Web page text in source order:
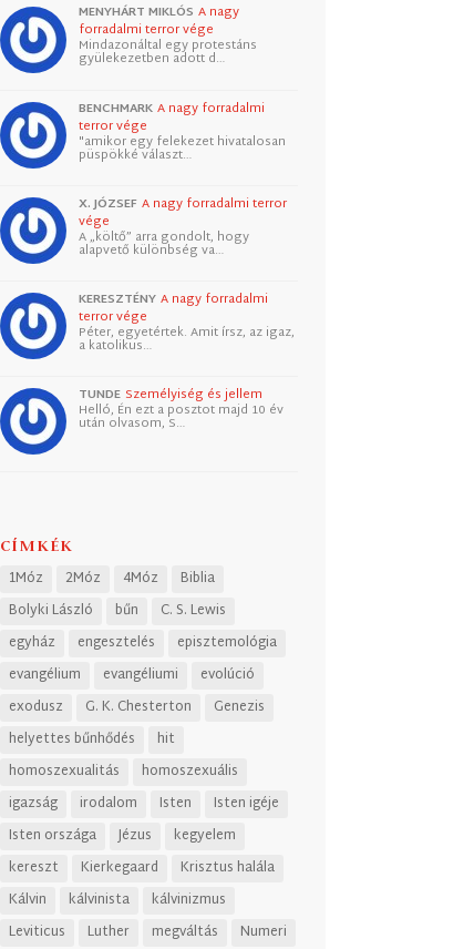
MENYHÁRT MIKLÓS A nagy
forradalmi terror vége
Mindazonáltal egy protestáns
gyülekezetben adott d…
BENCHMARK A nagy forradalmi
terror vége
"amikor egy felekezet hivatalosan
püspökké választ…
X. JÓZSEF A nagy forradalmi terror
vége
A „költő” arra gondolt, hogy
alapvető különbség va…
KERESZTÉNY A nagy forradalmi
terror vége
Péter, egyetértek. Amit írsz, az igaz,
a katolikus…
TUNDE Személyiség és jellem
Helló, Én ezt a posztot majd 10 év
után olvasom, S…
CÍMKÉK
1Móz 2Móz 4Móz
Biblia
Bolyki László
bűn
C. S. Lewis
egyház
engesztelés
episztemológia
evangélium
evangéliumi
evolúció
exodusz
G. K. Chesterton
Genezis
helyettes bűnhődés
hit
homoszexualitás
homoszexuális
igazság
irodalom Isten
Isten igéje
Isten országa
Jézus
kegyelem
kereszt
Kierkegaard
Krisztus halála
Kálvin
kálvinista
kálvinizmus
Leviticus
Luther megváltás Numeri